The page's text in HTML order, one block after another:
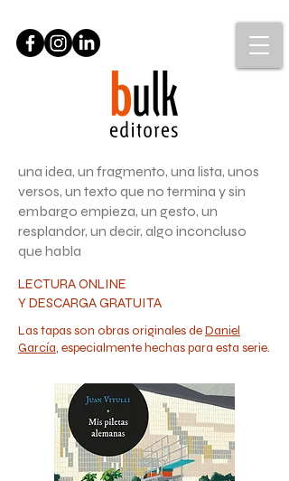
una idea, un fragmento, una lista, unos
versos, un texto que no termina y sin
embargo empieza, un gesto, un
resplandor, un decir, algo inconcluso
que habla
LECTURA ONLINE
Y DESCARGA GRATUITA
Las tapas son obras originales deDaniel
García, especialmente hechas para esta serie.